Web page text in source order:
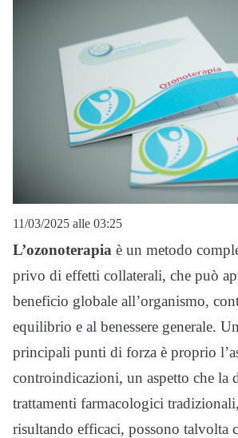
11/03/2025 alle 03:25
L’ozonoterapia è un metodo
privo di effetti collaterali, che può
beneficio globale all’organismo,
equilibrio e al benessere generale.
principali punti di forza è proprio
controindicazioni, un aspetto che la
trattamenti farmacologici
risultando efficaci, possono talvolta